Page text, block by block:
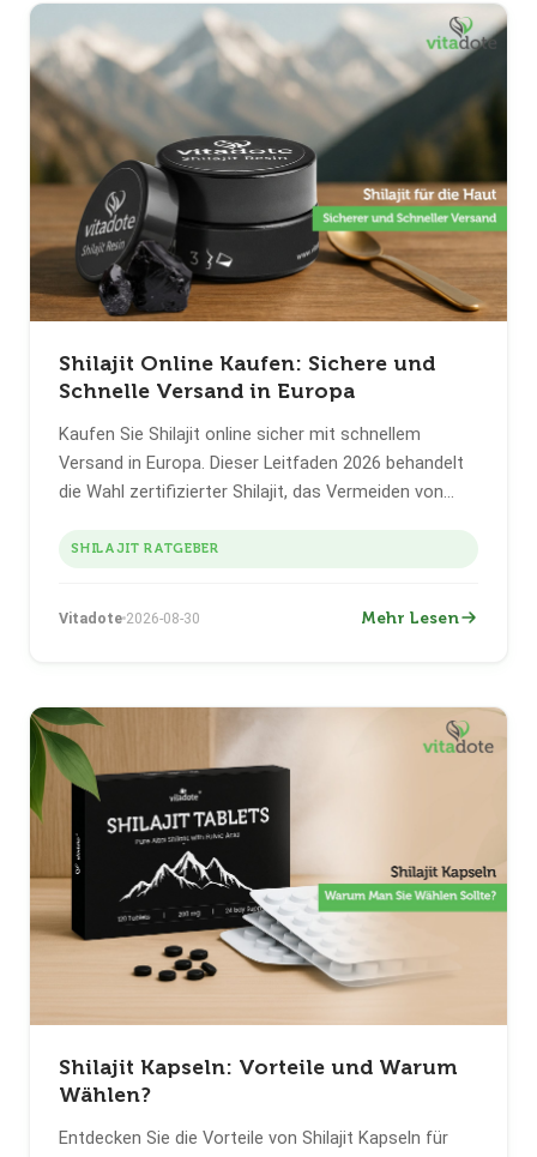
Shilajit Online Kaufen: Sichere und
Schnelle Versand in Europa
Kaufen Sie Shilajit online sicher mit schnellem
Versand in Europa. Dieser Leitfaden 2026 behandelt
die Wahl zertifizierter Shilajit, das Vermeiden von
SHILAJIT RATGEBER
Vitadote 2026-08-30 Mehr Lesen
Shilajit Kapseln: Vorteile und Warum
Wählen?
Entdecken Sie die Vorteile von Shilajit Kapseln für